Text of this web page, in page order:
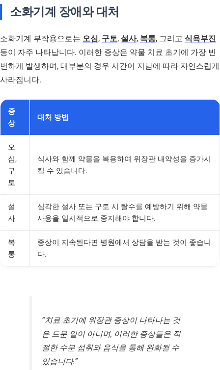
소화기계 장애와 대처
소화기계 부작용으로는 오심, 구토, 설사, 복통, 그리고 식욕부진
등이 자주 나타납니다. 이러한 증상은 약물 치료 초기에 가장 빈
번하게 발생하며, 대부분의 경우 시간이 지남에 따라 자연스럽게
사라집니다.
증
상
대처 방법
오
심,
구
토
식사와 함께 약물을 복용하여 위장관 내약성을 증가시
킬 수 있습니다.
설
사
심각한 설사 또는 구토 시 탈수를 예방하기 위해 약물
사용을 일시적으로 중지해야 합니다.
복
통
증상이 지속된다면 병원에서 상담을 받는 것이 좋습니
다.
“치료 초기에 위장관 증상이 나타나는 것
은 드문 일이 아니며, 이러한 증상들은 적
절한 수분 섭취와 음식을 통해 완화될 수
있습니다.”